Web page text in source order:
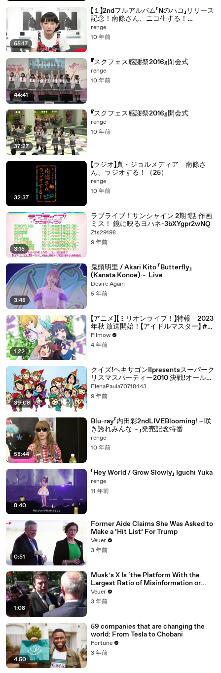
55:17
【１】2ndフルアルバム「Nのハコ」リリース
記念！南條さん、ニコ生する！
supportedbyanimelomix
renge
10 年前
44:41
『スクフェス感謝祭2016』閉会式
renge
10 年前
37:27
『スクフェス感謝祭2016』開会式
renge
10 年前
32:37
【ラジオ】真・ジョルメディア 南條さ
ん、ラジオする！（25）
renge
10 年前
3:15
ラブライブ！サンシャイン 2期 1話 作画
ミス！ 鏡に映るヨハネ-3bXYgpr2wNQ
Zts29198
9 年前
3:48
鬼頭明里 / Akari Kito 「Butterfly」
(Kanata Konoe)～ Live
Desire Again
5 年前
1:22
【アニメ】【ミリオンライブ！】特報 2023
年秋 放送開始！【アイドルマスター】 #ミ
リアニ
Filmow
4 年前
39:08
クイズ!ヘキサゴンIIpresentsスーパーク
リスマスパーティー2010 決戦!オールス
ター野球大会 歌パート
ElenaPaula70718443
9 年前
58:44
Blu-ray「内田彩2ndLIVEBlooming!～咲
き誇れみんな～」発売記念特番
renge
10 年前
8:40
「Hey World / Grow Slowly」 Iguchi Yuka
renge
11 年前
0:51
Former Aide Claims She Was Asked to
Make a ‘Hit List’ For Trump
Veuer
3 年前
1:08
Musk’s X Is ‘the Platform With the
Largest Ratio of Misinformation or
Disinformation’ Amongst All Social
Media Platforms
Veuer
3 年前
4:50
59 companies that are changing the
world: From Tesla to Chobani
Fortune
3 年前